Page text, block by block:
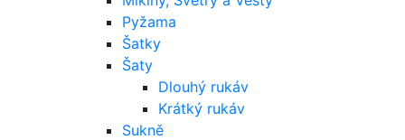
Pyžama
Šatky
Šaty
Dlouhý rukáv
Krátký rukáv
Sukně